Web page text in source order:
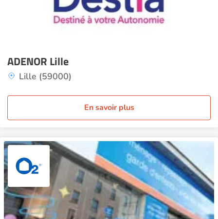
ADENOR Lille
Lille (59000)
En savoir plus